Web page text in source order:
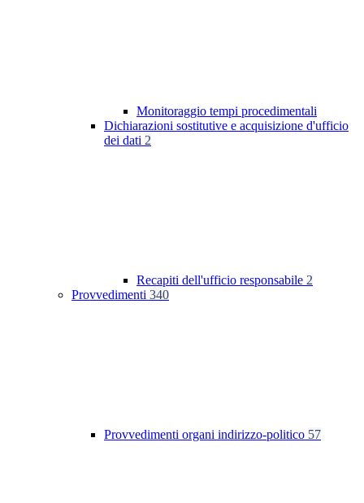
Monitoraggio tempi procedimentali
Dichiarazioni sostitutive e acquisizione d'ufficio
dei dati 2
Recapiti dell'ufficio responsabile 2
Provvedimenti 340
Provvedimenti organi indirizzo-politico 57